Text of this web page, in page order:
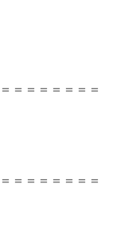
＝＝＝＝＝＝＝
＝＝＝＝＝＝＝